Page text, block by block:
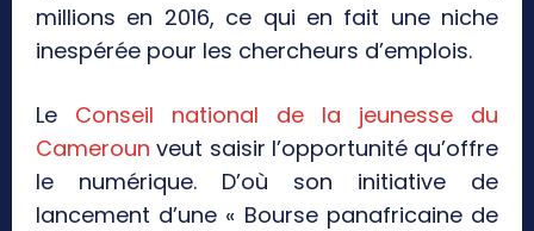
millions en 2016, ce qui en fait une niche
inespérée pour les chercheurs d’emplois.
Le Conseil national de la jeunesse du
Cameroun veut saisir l’opportunité qu’offre
le numérique. D’où son initiative de
lancement d’une « Bourse panafricaine de